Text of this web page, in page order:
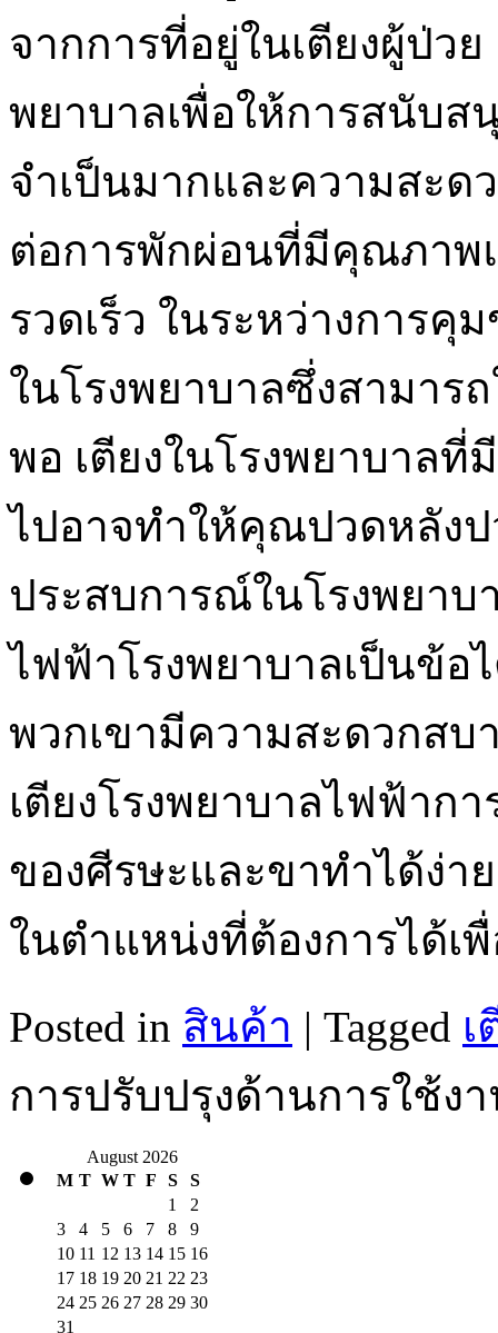
จากการที่อยู่ในเตียงผู้ป่ว
พยาบาลเพื่อให้การสนับส
จำเป็นมากและความสะด
ต่อการพักผ่อนที่มีคุณภาพ
รวดเร็ว ในระหว่างการคุ
ในโรงพยาบาลซึ่งสามาร
พอ เตียงในโรงพยาบาล
ไปอาจทำให้คุณปวดหลัง
ประสบการณ์ในโรงพยาบ
ไฟฟ้าโรงพยาบาลเป็นข้อ
พวกเขามีความสะดวกสบ
เตียงโรงพยาบาลไฟฟ้าก
ของศีรษะและขาทำได้ง่า
ในตำแหน่งที่ต้องการได้
Posted in สินค้า | Tagged
การปรับปรุงด้านการใช้ง
August 2026
M T W T F S
S
1
2
3
4 5 6 7 8
9
10 11 12 13 14 15 16
17 18 19 20 21 22 23
24 25 26 27 28 29 30
31